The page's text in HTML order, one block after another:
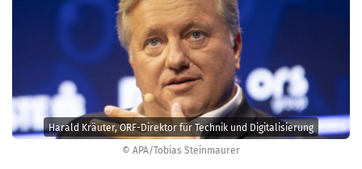
© APA/Tobias Steinmaurer
Harald Kräuter, ORF-Direktor für Technik und Digitalisierung